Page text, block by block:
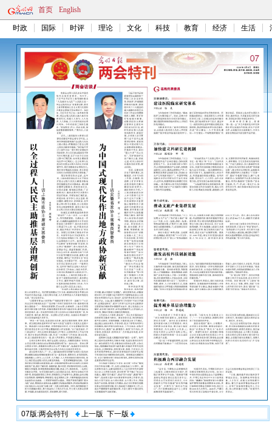
首页 English
时政 国际 时评 理论 文化 科技 教育 经济 生活
07版:两会特刊 上一版 下一版